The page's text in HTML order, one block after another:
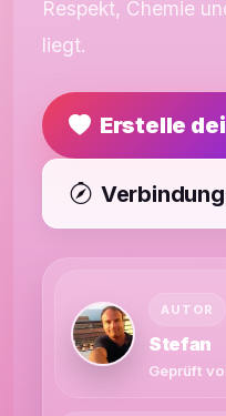
Respekt, Chemie
liegt.
Erstelle
AUTOR
Stefan
Geprüft